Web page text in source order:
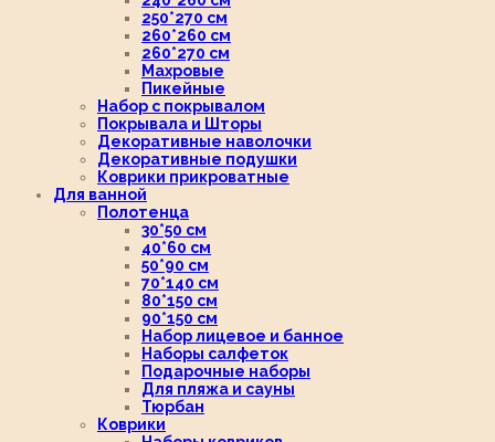
250*270 см
260*260 см
260*270 см
Махровые
Пикейные
Набор с покрывалом
Покрывала и Шторы
Декоративные наволочки
Декоративные подушки
Коврики прикроватные
Для ванной
Полотенца
30*50 см
40*60 см
50*90 см
70*140 см
80*150 см
90*150 см
Набор лицевое и банное
Наборы салфеток
Подарочные наборы
Для пляжа и сауны
Тюрбан
Коврики